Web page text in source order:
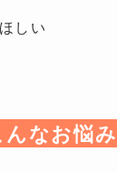
しい
んなお悩